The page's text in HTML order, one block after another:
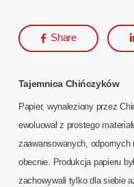
Share
Tajemnica Chińczyków
Papier, wynaleziony przez
ewoluował z prostego
zaawansowanych, odpornych
obecnie. Produkcja papieru
zachowywali tylko dla siebie